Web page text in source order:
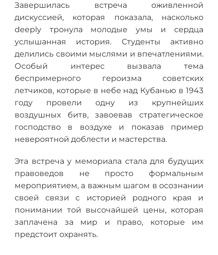
Завершилась встреча оживленной
дискуссией, которая показала, насколько
deeply тронула молодые умы и сердца
услышанная история. Студенты активно
делились своими мыслями и впечатлениями.
Особый интерес вызвала тема
беспримерного героизма советских
летчиков, которые в небе над Кубанью в 1943
году провели одну из крупнейших
воздушных битв, завоевав стратегическое
господство в воздухе и показав пример
невероятной доблести и мастерства.
Эта встреча у мемориала стала для будущих
правоведов не просто формальным
мероприятием, а важным шагом в осознании
своей связи с историей родного края и
понимании той высочайшей цены, которая
заплачена за мир и право, которые им
предстоит охранять.